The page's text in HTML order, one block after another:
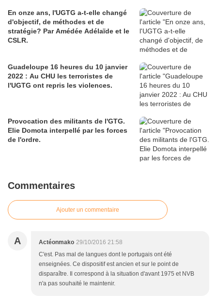
de quoi ? Les Guadeloupéens sont
divisés à ce sujet et Elie en voudra à
leur majorité que son génie ne séduit
pas. C'est comme en amour le fluide
En onze ans, l'UGTG a-t-elle changé
d'objectif, de méthodes et de
stratégie? Par Amédée Adélaïde et le
CSLR.
Guadeloupe 16 heures du 10 janvier
2022 : Au CHU les terroristes de
l'UGTG ont repris les violences.
Provocation des militants de l'GTG.
Elie Domota interpellé par les forces
de l'ordre.
Commentaires
Ajouter un commentaire
A Actéonmako 29/10/2016 21:58
C'est. Pas mal de langues dont le portugais ont été
enseignées. Ce dispositif est ancien et sur le point de
disparaître. Il correspond à la situation d'avant 1975 et NVB
n'a pas souhaité le maintenir.